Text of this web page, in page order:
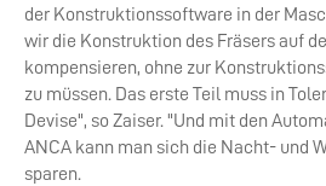
der Konstruktionssoftware in der
wir die Konstruktion des Fräsers auf
kompensieren, ohne zur
zu müssen. Das erste Teil muss in
Devise", so Zaiser. "Und mit den
ANCA kann man sich die Nacht- und
sparen.